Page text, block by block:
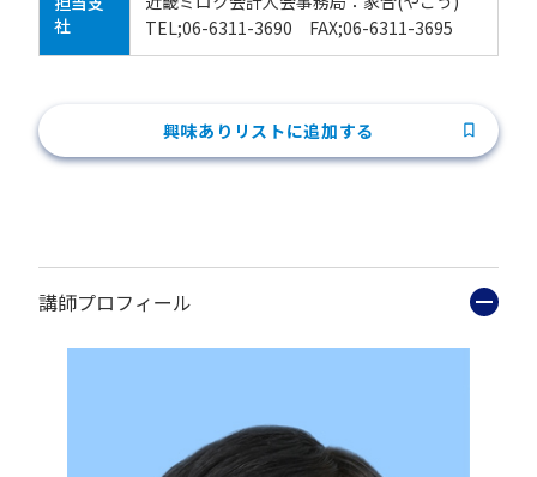
社
TEL;06-6311-3690 FAX;06-6311-3695
興味ありリストに追加する
講師プロフィール